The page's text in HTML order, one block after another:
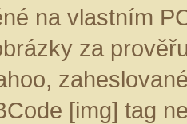
na vlastním
za
[img] tag